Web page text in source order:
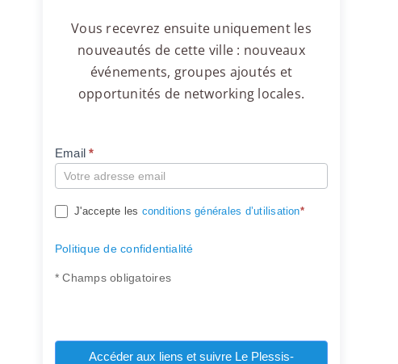
Vous recevrez ensuite uniquement les
nouveautés de cette ville : nouveaux
événements, groupes ajoutés et
opportunités de networking locales.
Compte
Email*
J'accepte les conditions générales d’utilisation*
Politique de confidentialité
* Champs obligatoires
Accéder aux liens et suivre Le Plessis-